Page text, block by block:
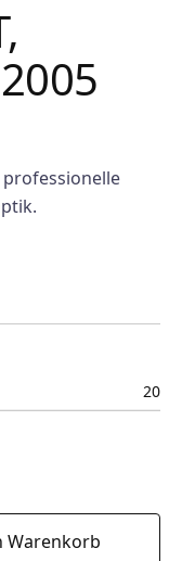
professionelle
20
Warenkorb